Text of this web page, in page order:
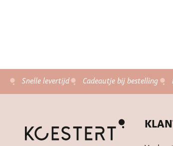
Snelle levertijd Cadeautje bij bestelling